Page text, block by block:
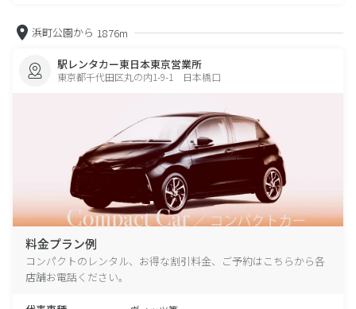
浜町公園から 1876m
駅レンタカー東日本東京営業所
東京都千代田区丸の内1-9-1 日本橋口
料金プラン例
コンパクトのレンタル、お得な割引料金、ご予約はこちらから各
店舗お電話ください。